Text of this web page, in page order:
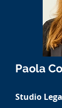
Paola
Studio